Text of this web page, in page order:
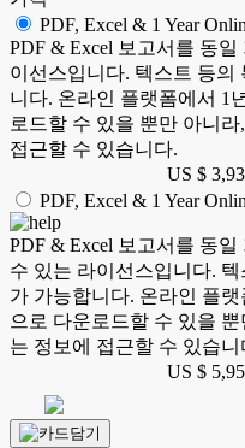
PDF, Excel & 1 Year
PDF & Excel 보고서를 동
이선스입니다. 텍스트 등의
니다. 온라인 플랫폼에서 1
로드할 수 있을 뿐만 아니
접근할 수 있습니다.
US $
PDF, Excel & 1 Year
PDF & Excel 보고서를 동
수 있는 라이선스입니다.
가 가능합니다. 온라인 플
으로 다운로드할 수 있을
는 정보에 접근할 수 있습니
US $